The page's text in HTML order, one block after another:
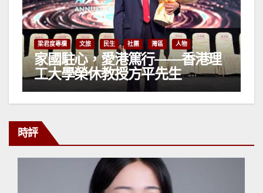
梁君度專欄 文旅 民生 人物 專欄
《獅子山》——萬鼎傾情之作
時評